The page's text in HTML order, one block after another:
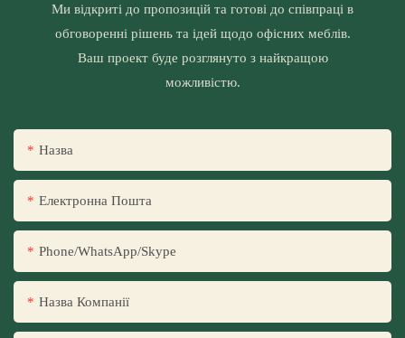
Ми відкриті до пропозицій та готові до співпраці в
обговоренні рішень та ідей щодо офісних меблів.
Ваш проект буде розглянуто з найкращою
можливістю.
Назва
Електронна Пошта
Phone/WhatsApp/Skype
Назва Компанії